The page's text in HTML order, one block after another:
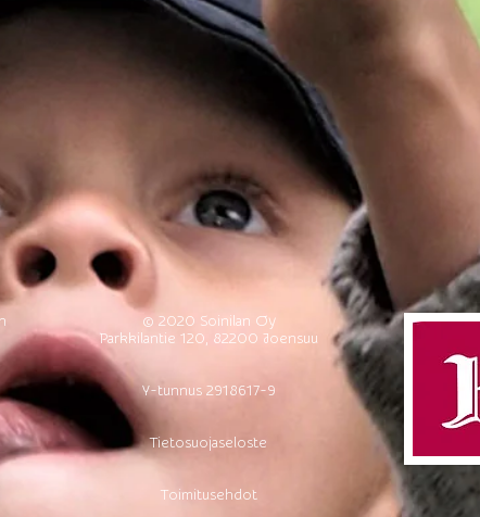
© 2020 Soinilan Oy
Parkkilantie 120, 82200 Joensuu
Y-tunnus 2918617-9
Tietosuojaseloste
Toimitusehdot